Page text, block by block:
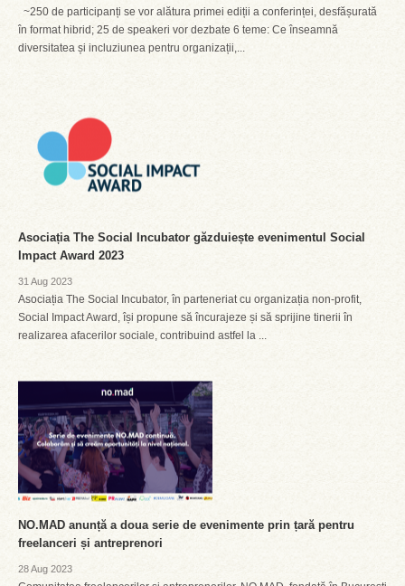
~250 de participanți se vor alătura primei ediții a conferinței, desfășurată
în format hibrid; 25 de speakeri vor dezbate 6 teme: Ce înseamnă
diversitatea și incluziunea pentru organizații,...
Asociația The Social Incubator găzduiește evenimentul Social
Impact Award 2023
31 Aug 2023
Asociația The Social Incubator, în parteneriat cu organizația non-profit,
Social Impact Award, își propune să încurajeze și să sprijine tinerii în
realizarea afacerilor sociale, contribuind astfel la ...
NO.MAD anunță a doua serie de evenimente prin țară pentru
freelanceri și antreprenori
28 Aug 2023